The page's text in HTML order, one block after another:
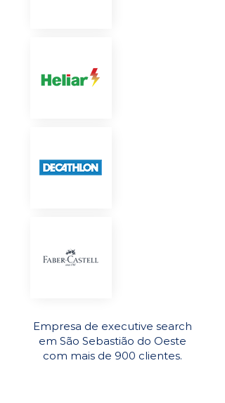
Empresa de executive search
em São Sebastião do Oeste
com mais de 900 clientes.